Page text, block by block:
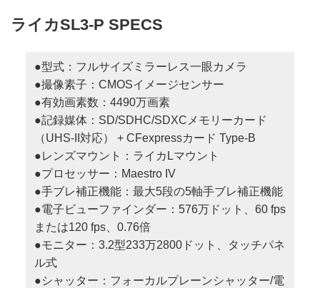
ライカSL3-P SPECS
●型式：フルサイズミラーレス一眼カメラ
●撮像素子：CMOSイメージセンサー
●有効画素数：4490万画素
●記録媒体：SD/SDHC/SDXCメモリーカード
（UHS-II対応） + CFexpressカード Type-B
●レンズマウント：ライカLマウント
●プロセッサー：Maestro IV
●手ブレ補正機能：最大5段の5軸手ブレ補正機能
●電子ビューファインダー：576万ドット、60 fps
または120 fps、0.76倍
●モニター：3.2型233万2800ドット、タッチパネ
ル式
●シャッター：フォーカルプレーンシャッター/電